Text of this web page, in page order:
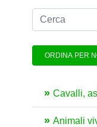
ORDINA PER
Cavalli,
Animali